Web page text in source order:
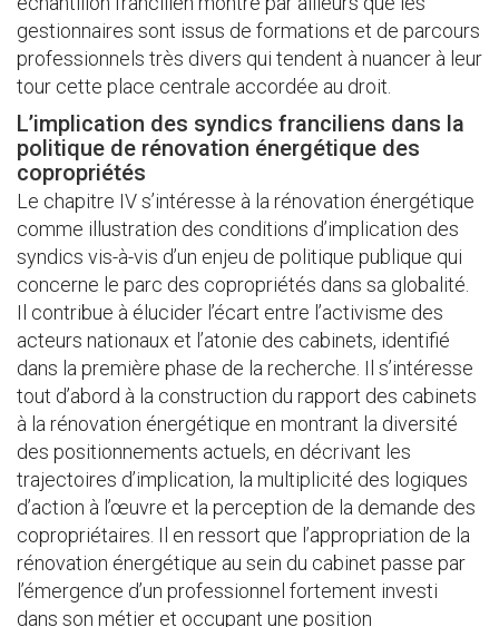
gestionnaires sont issus de formations et de parcours
professionnels très divers qui tendent à nuancer à leur
tour cette place centrale accordée au droit.
L’implication des syndics franciliens dans la
politique de rénovation énergétique des
copropriétés
Le chapitre IV s’intéresse à la rénovation énergétique
comme illustration des conditions d’implication des
syndics vis-à-vis d’un enjeu de politique publique qui
concerne le parc des copropriétés dans sa globalité.
Il contribue à élucider l’écart entre l’activisme des
acteurs nationaux et l’atonie des cabinets, identifié
dans la première phase de la recherche. Il s’intéresse
tout d’abord à la construction du rapport des cabinets
à la rénovation énergétique en montrant la diversité
des positionnements actuels, en décrivant les
trajectoires d’implication, la multiplicité des logiques
d’action à l’œuvre et la perception de la demande des
copropriétaires. Il en ressort que l’appropriation de la
rénovation énergétique au sein du cabinet passe par
l’émergence d’un professionnel fortement investi
dans son métier et occupant une position